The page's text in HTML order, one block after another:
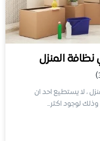
، لا يستطيع احد ان
لوجود اكثر…